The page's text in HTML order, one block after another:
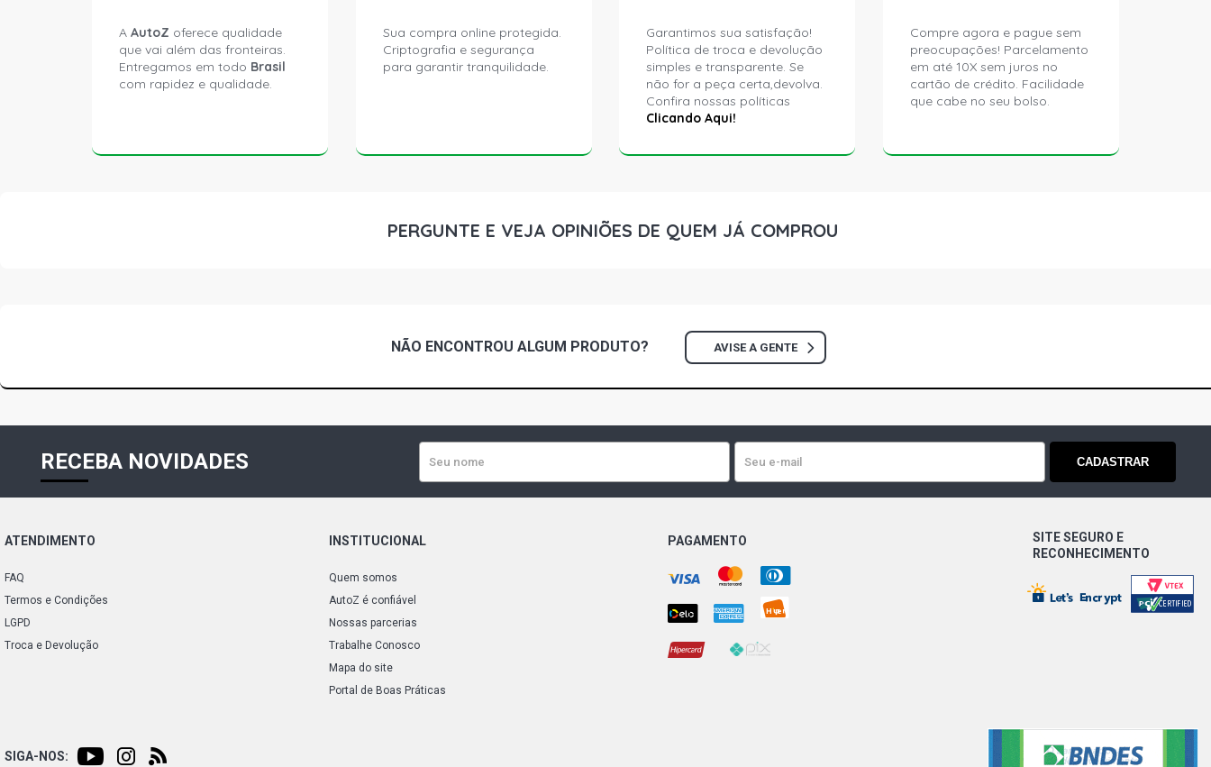
A AutoZ oferece qualidade
que vai além das fronteiras.
Entregamos em todo Brasil
com rapidez e qualidade.
Sua compra online protegida.
Criptografia e segurança
para garantir tranquilidade.
Garantimos sua satisfação!
Política de troca e devolução
simples e transparente. Se
não for a peça certa,devolva.
Confira nossas políticas
Clicando Aqui!
Compre agora e pague sem
preocupações! Parcelamento
em até 10X sem juros no
cartão de crédito. Facilidade
que cabe no seu bolso.
PERGUNTE E VEJA OPINIÕES DE QUEM JÁ COMPROU
NÃO ENCONTROU ALGUM PRODUTO? AVISE A GENTE
RECEBA NOVIDADES CADASTRAR
ATENDIMENTO
FAQ
Termos e Condições
LGPD
Troca e Devolução
INSTITUCIONAL
Quem somos
AutoZ é confiável
Nossas parcerias
Trabalhe Conosco
Mapa do site
Portal de Boas Práticas
PAGAMENTO
SITE SEGURO E
RECONHECIMENTO
SIGA-NOS: